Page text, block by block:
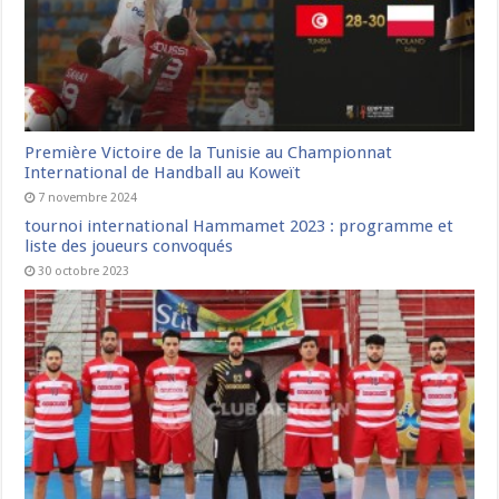
Première Victoire de la Tunisie au Championnat
International de Handball au Koweït
7 novembre 2024
tournoi international Hammamet 2023 : programme et
liste des joueurs convoqués
30 octobre 2023